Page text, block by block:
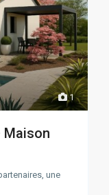
1
Maison
une